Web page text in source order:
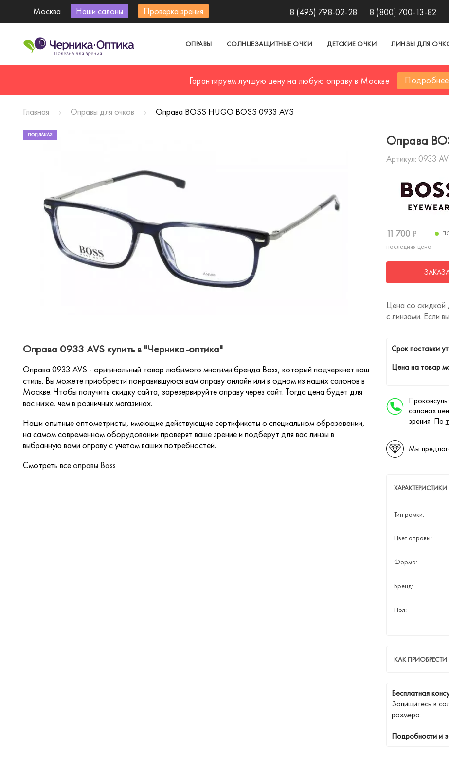
Москва Наши салоны Проверка зрения 8 (495) 798-02-28 8 (800) 700-13-82
ОПРАВЫ СОЛНЦЕЗАЩИТНЫЕ ОЧКИ ДЕТСКИЕ ОЧКИ ЛИНЗЫ ДЛЯ
Гарантируем лучшую цену на любую оправу в Москве Подробнее
Главная Оправы для очков Оправа BOSS HUGO BOSS 0933 AVS
Оправа
Артикул: 0933
11 700 ₽
последняя цена
Цена со скидкой
с линзами. Если
Cрок поставки
Цена на товар
салонах
зрения. По
Мы
Тип рамки:
Цвет оправы:
Форма:
Бренд:
Пол:
КАК ПРИОБРЕСТИ
Бесплатная
Запишитесь в
размера.
Подробности и
ПОД ЗАКАЗ
Оправа 0933 AVS купить в "Черника-оптика"
Оправа 0933 AVS - оригинальный товар любимого многими бренда Boss, который подчеркнет ваш
стиль. Вы можете приобрести понравившуюся вам оправу онлайн или в одном из наших салонов в
Москве. Чтобы получить скидку сайта, зарезервируйте оправу через сайт. Тогда цена будет для
вас ниже, чем в розничных магазинах.
Наши опытные оптометристы, имеющие действующие сертификаты о специальном образовании,
на самом современном оборудовании проверят ваше зрение и подберут для вас линзы в
выбранную вами оправу с учетом ваших потребностей.
Смотреть всеоправы Boss